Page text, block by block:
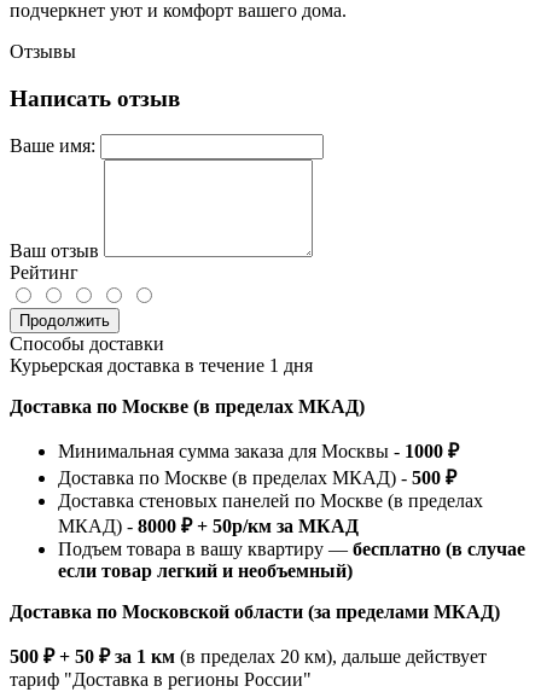
подчеркнет уют и комфорт вашего дома.
Отзывы
Написать отзыв
Ваше имя:
Ваш отзыв
Рейтинг
Продолжить
Способы доставки
Курьерская доставка в течение 1 дня
Доставка по Москве (в пределах МКАД)
Минимальная сумма заказа для Москвы - 1000 ₽
Доставка по Москве (в пределах МКАД) - 500 ₽
Доставка стеновых панелей по Москве (в пределах
МКАД) - 8000 ₽ + 50р/км за МКАД
Подъем товара в вашу квартиру — бесплатно (в случае
если товар легкий и необъемный)
Доставка по Московской области (за пределами МКАД)
500 ₽ + 50 ₽ за 1 км (в пределах 20 км), дальше действует
тариф "Доставка в регионы России"